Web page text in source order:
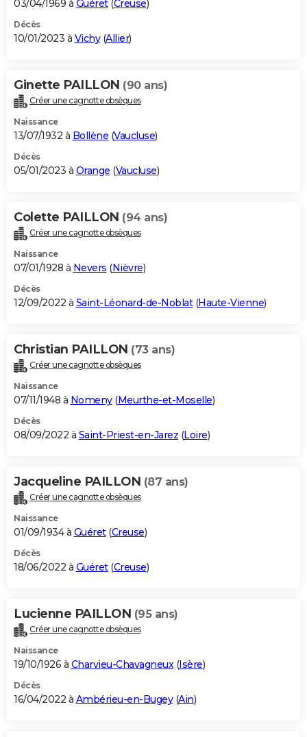
03/04/1969 à Guéret(Creuse)
Décès
10/01/2023 à Vichy(Allier)
Ginette PAILLON (90 ans)
Créer une cagnotte obsèques
Naissance
13/07/1932 à Bollène (Vaucluse)
Décès
05/01/2023 à Orange (Vaucluse)
Colette PAILLON (94 ans)
Créer une cagnotte obsèques
Naissance
07/01/1928 à Nevers (Nièvre)
Décès
12/09/2022 à Saint-Léonard-de-Noblat(Haute-Vienne)
Christian PAILLON (73 ans)
Créer une cagnotte obsèques
Naissance
07/11/1948 à Nomeny(Meurthe-et-Moselle)
Décès
08/09/2022 à Saint-Priest-en-Jarez (Loire)
Jacqueline PAILLON (87 ans)
Créer une cagnotte obsèques
Naissance
01/09/1934 à Guéret(Creuse)
Décès
18/06/2022 à Guéret(Creuse)
Lucienne PAILLON (95 ans)
Créer une cagnotte obsèques
Naissance
19/10/1926 à Charvieu-Chavagneux (Isère)
Décès
16/04/2022 à Ambérieu-en-Bugey(Ain)